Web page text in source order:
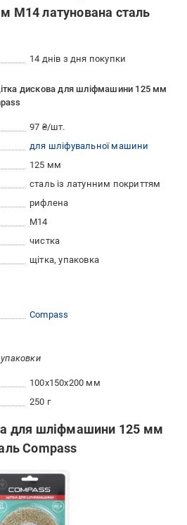
M14 латунована сталь
14 днів з дня покупки
дискова для шліфмашини 125 мм
97 ₴/шт.
для шліфувальної машини
125 мм
сталь із латунним покриттям
рифлена
M14
чистка
щітка, упаковка
Compass
100x150x200 мм
250 г
для шліфмашини 125 мм
Compass